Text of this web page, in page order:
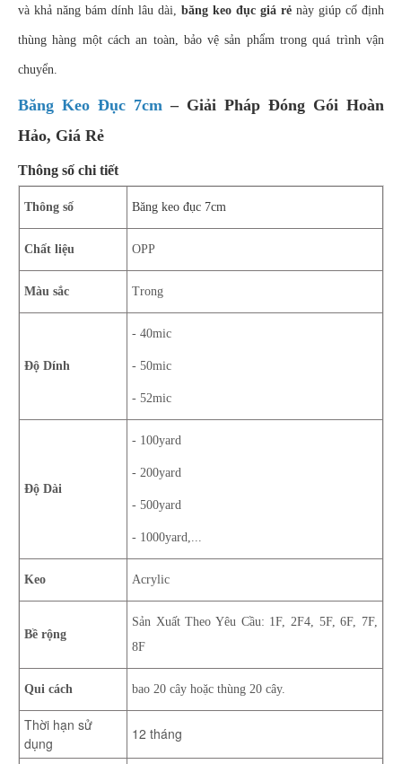
và khả năng bám dính lâu dài, băng keo đục giá rẻ này giúp cố định
thùng hàng một cách an toàn, bảo vệ sản phẩm trong quá trình vận
chuyển.
Băng Keo Đục 7cm – Giải Pháp Đóng Gói Hoàn
Hảo, Giá Rẻ
Thông số chi tiết
Thông số Băng keo đục 7cm
Chất liệu OPP
Màu sắc Trong
Độ Dính
- 40mic
- 50mic
- 52mic
Độ Dài
- 100yard
- 200yard
- 500yard
- 1000yard,...
Keo Acrylic
Bề rộng
Sản Xuất Theo Yêu Cầu: 1F, 2F4, 5F, 6F, 7F,
8F
Qui cách bao 20 cây hoặc thùng 20 cây.
Thời hạn sử
dụng
12 tháng